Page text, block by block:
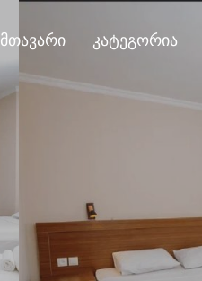
მთავარი კატეგორია